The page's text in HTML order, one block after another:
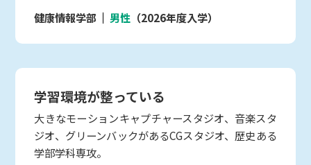
健康情報学部
男性 （2026年度入学）
学習環境が整っている
大きなモーションキャプチャースタジオ、音楽スタ
ジオ、グリーンバックがあるCGスタジオ、歴史ある
学部学科専攻。